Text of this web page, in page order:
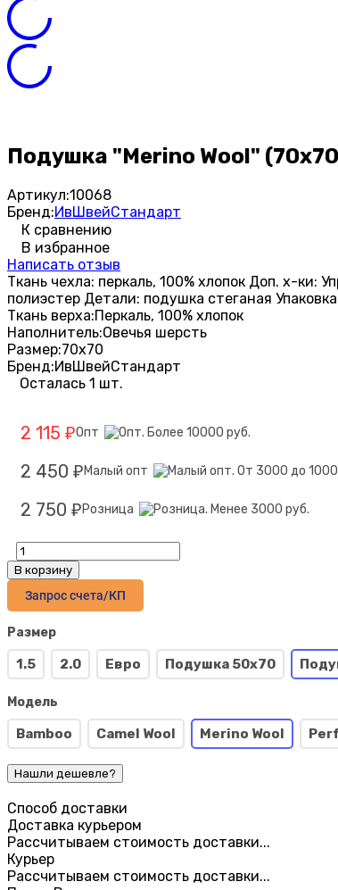
Подушка "Merino Wool"
Артикул:10068
Бренд:ИвШвейСтандарт
К сравнению
В избранное
Написать отзыв
Ткань чехла: перкаль, 100% хлопок Доп. х-ки:
полиэстер Детали: подушка стеганая
Ткань верха:Перкаль, 100% хлопок
Наполнитель:Овечья шерсть
Размер:70х70
Бренд:ИвШвейСтандарт
Осталась 1 шт.
2 115 ₽Опт
2 450 ₽ Малый опт
2 750 ₽ Розница
В корзину
Запрос счета/КП
Размер
1.5 2.0 Евро Подушка 50х70
Модель
Bamboo Camel Wool Merino Wool
Способ доставки
Доставка курьером
Рассчитываем стоимость доставки...
Курьер
Рассчитываем стоимость доставки...